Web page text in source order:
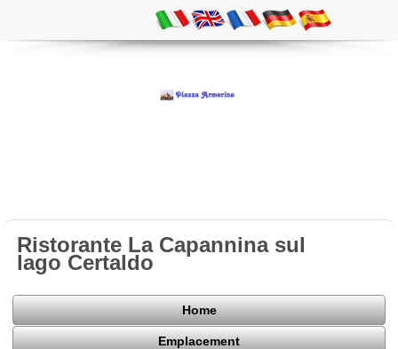
Ristorante La Capannina sul
lago Certaldo
Home
Emplacement